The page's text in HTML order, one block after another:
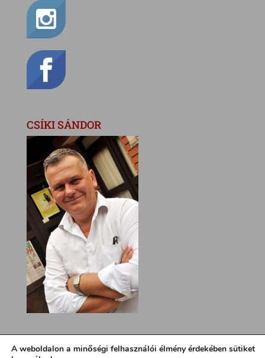
CSÍKI SÁNDOR
A weboldalon a minőségi felhasználói élmény érdekében sütiket